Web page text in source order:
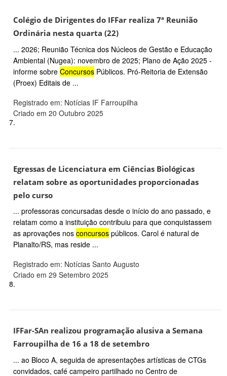
Colégio de Dirigentes do IFFar realiza 7ª Reunião
Ordinária nesta quarta (22)
... 2026; Reunião Técnica dos Núcleos de Gestão e Educação
Ambiental (Nugea): novembro de 2025; Plano de Ação 2025 -
informe sobre Concursos Públicos. Pró-Reitoria de Extensão
(Proex) Editais de ...
Registrado em: Notícias IF Farroupilha
Criado em 20 Outubro 2025
7.
Egressas de Licenciatura em Ciências Biológicas
relatam sobre as oportunidades proporcionadas
pelo curso
... professoras concursadas desde o início do ano passado, e
relatam como a instituição contribuiu para que conquistassem
as aprovações nos concursos públicos. Carol é natural de
Planalto/RS, mas reside ...
Registrado em: Notícias Santo Augusto
Criado em 29 Setembro 2025
8.
IFFar-SAn realizou programação alusiva a Semana
Farroupilha de 16 a 18 de setembro
... ao Bloco A, seguida de apresentações artísticas de CTGs
convidados, café campeiro partilhado no Centro de